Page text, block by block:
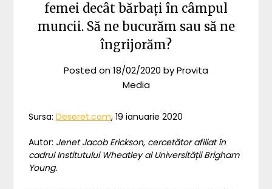
femei decât bărbați în câmpul
muncii. Să ne bucurăm sau să ne
îngrijorăm?
Posted on18/02/2020 byProvita
Media
Sursa:Deseret.com, 19 ianuarie 2020
Autor: Jenet Jacob Erickson, cercetător afiliat în
cadrul Institutului Wheatley al Universității Brigham
Young.